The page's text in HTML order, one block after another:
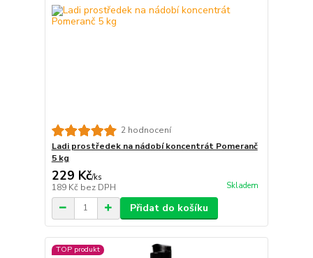
2 hodnocení
Ladi prostředek na nádobí koncentrát Pomeranč
5 kg
229 Kč/ks
189 Kč bez DPH Skladem
Přidat do košíku
TOP produkt